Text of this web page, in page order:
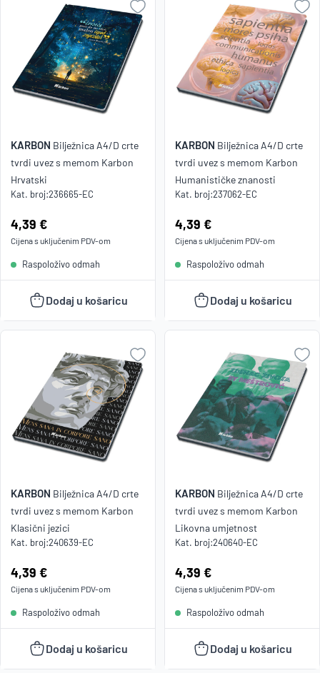
KARBON Bilježnica A4/D crte
tvrdi uvez s memom Karbon
Hrvatski
Kat. broj:236665-EC
Cijena:
4,39 €
Cijena s uključenim PDV-om
Raspoloživo odmah
Dodaj u košaricu
KARBON Bilježnica A4/D crte
tvrdi uvez s memom Karbon
Humanističke znanosti
Kat. broj:237062-EC
Cijena:
4,39 €
Cijena s uključenim PDV-om
Raspoloživo odmah
Dodaj u košaricu
KARBON Bilježnica A4/D crte
tvrdi uvez s memom Karbon
Klasični jezici
Kat. broj:240639-EC
Cijena:
4,39 €
Cijena s uključenim PDV-om
Raspoloživo odmah
Dodaj u košaricu
KARBON Bilježnica A4/D crte
tvrdi uvez s memom Karbon
Likovna umjetnost
Kat. broj:240640-EC
Cijena:
4,39 €
Cijena s uključenim PDV-om
Raspoloživo odmah
Dodaj u košaricu